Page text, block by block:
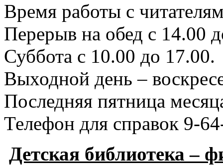
Время работы с
Перерыв на обед с 14.00
Суббота с 10.00 до 17.00.
Выходной день –
Последняя пятница
Телефон для справок 9-
Детская библиотека –